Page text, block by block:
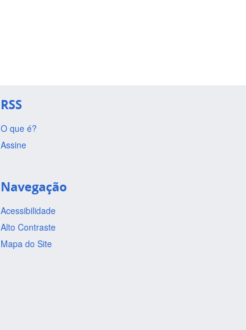
RSS
O que é?
Assine
Navegação
Acessibilidade
Alto Contraste
Mapa do Site